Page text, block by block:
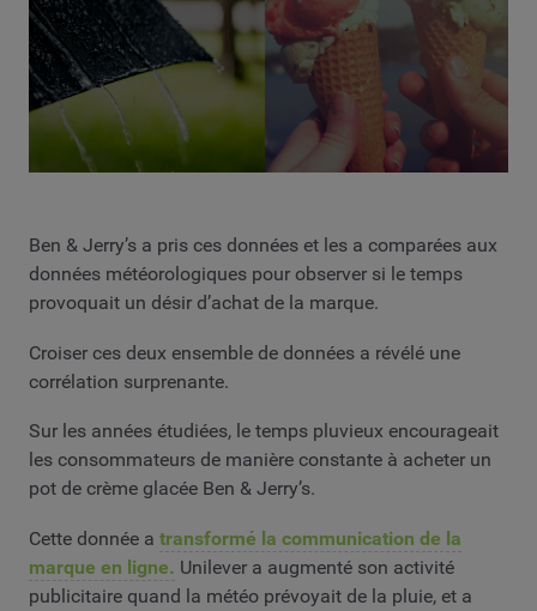
Ben & Jerry’s a pris ces données et les a comparées aux
données météorologiques pour observer si le temps
provoquait un désir d’achat de la marque.
Croiser ces deux ensemble de données a révélé une
corrélation surprenante.
Sur les années étudiées, le temps pluvieux encourageait
les consommateurs de manière constante à acheter un
pot de crème glacée Ben & Jerry’s.
Cette donnée a transformé la communication de la
marque en ligne. Unilever a augmenté son activité
publicitaire quand la météo prévoyait de la pluie, et a